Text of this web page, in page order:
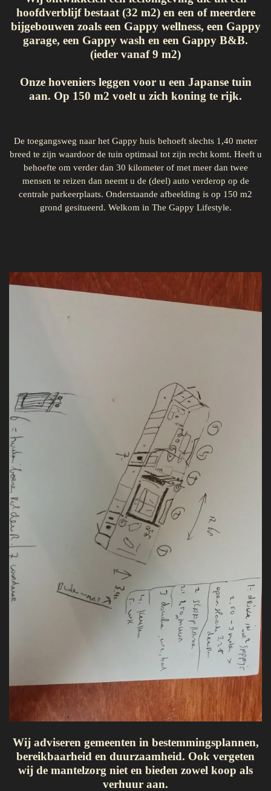
hoofdverblijf bestaat (32 m2) en een of meerdere
bijgebouwen zoals een Gappy wellness, een Gappy
garage, een Gappy wash en een Gappy B&B.
(ieder vanaf 9 m2)
Onze hoveniers leggen voor u een Japanse tuin
aan. Op 150 m2 voelt u zich koning te rijk.
De toegangsweg naar het Gappy huis behoeft slechts 1,40 meter
breed te zijn waardoor de tuin optimaal tot zijn recht komt. Heeft u
behoefte om verder dan 30 kilometer of met meer dan twee
mensen te reizen dan neemt u de (deel) auto verderop op de
centrale parkeerplaats. Onderstaande afbeelding is op 150 m2
grond gesitueerd. Welkom in The Gappy Lifestyle.
Wij adviseren gemeenten in bestemmingsplannen,
bereikbaarheid en duurzaamheid. Ook vergeten
wij de mantelzorg niet en bieden zowel koop als
verhuur aan.